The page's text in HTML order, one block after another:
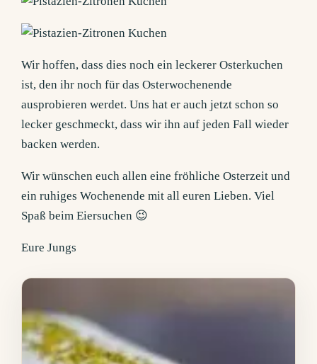
Wir hoffen, dass dies noch ein leckerer Osterkuchen
ist, den ihr noch für das Osterwochenende
ausprobieren werdet. Uns hat er auch jetzt schon so
lecker geschmeckt, dass wir ihn auf jeden Fall wieder
backen werden.
Wir wünschen euch allen eine fröhliche Osterzeit und
ein ruhiges Wochenende mit all euren Lieben. Viel
Spaß beim Eiersuchen 😉
Eure Jungs